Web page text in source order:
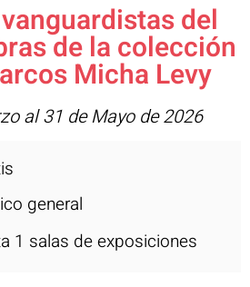
del
de la colección
Micha Levy
al 31 de Mayo de 2026
general
1 salas de exposiciones